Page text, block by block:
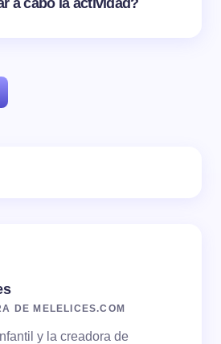
a cabo la actividad?
DE MELELICES.COM
y la creadora de